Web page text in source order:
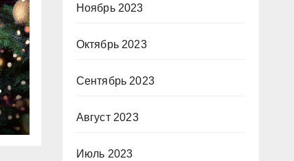
Ноябрь 2023
Октябрь 2023
Сентябрь 2023
Август 2023
Июль 2023